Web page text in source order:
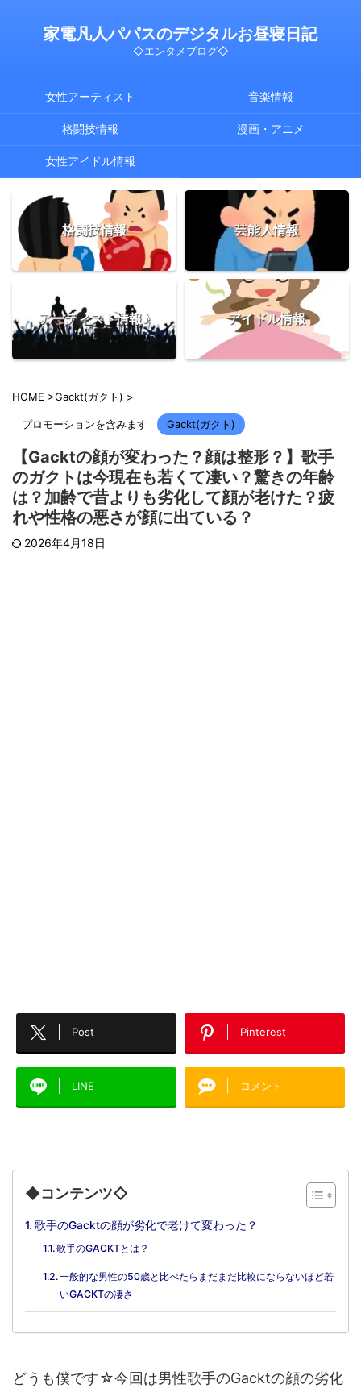
家電凡人パパスのデジタルお昼寝日記
◇エンタメブログ◇
女性アーティスト 音楽情報
格闘技情報 漫画・アニメ
女性アイドル情報
格闘技情報 芸能人情報
アーティスト情報♪ アイドル情報
HOME >Gackt(ガクト) >
プロモーションを含みます Gackt(ガクト)
【Gacktの顔が変わった？顔は整形？】歌手
のガクトは今現在も若くて凄い？驚きの年齢
は？加齢で昔よりも劣化して顔が老けた？疲
れや性格の悪さが顔に出ている？
2026年4月18日
Post Pinterest
LINE コメント
◆コンテンツ◇
歌手のGacktの顔が劣化で老けて変わった？
歌手のGACKTとは？
一般的な男性の50歳と比べたらまだまだ比較にならないほど若
いGACKTの凄さ
どうも僕です☆今回は男性歌手のGacktの顔の劣化